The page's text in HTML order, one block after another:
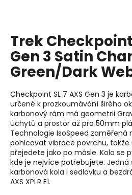
Trek Checkpoint
Gen 3 Satin
Green/Dark
Checkpoint SL 7 AXS Gen 3 je
určené k prozkoumávání širého
karbonový rám má geometrii
úchytů a prostor až pro 50mm
Technologie IsoSpeed zaměřená
pohlcovat vibrace povrchu,
přejedete jako po másle. Kolo se
kde je nejvíce potřebujete. Jedná
karbonová kola i sedlovku a
AXS XPLR E1.
t
?
Hledat
D
o
p
o
r